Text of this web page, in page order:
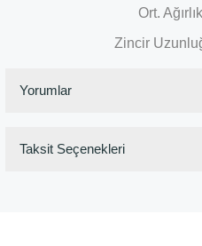
Ort.
Zincir
Yorumlar
Taksit Seçenekleri